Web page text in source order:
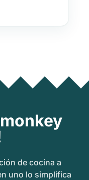
de cocina a
uno lo simplifica